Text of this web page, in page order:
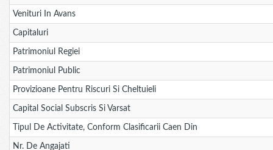
Venituri In Avans
Capitaluri
Patrimoniul Regiei
Patrimoniul Public
Provizioane Pentru Riscuri Si Cheltuieli
Capital Social Subscris Si Varsat
Tipul De Activitate, Conform Clasificarii Caen Din
Nr. De Angajati